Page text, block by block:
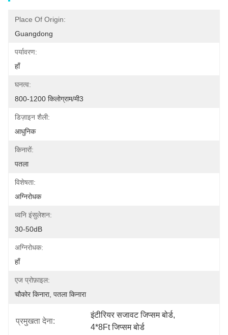
Place Of Origin:
Guangdong
पर्यावरण:
हाँ
घनत्व:
800-1200 किलोग्राम/मी3
डिज़ाइन शैली:
आधुनिक
किनारों:
पतला
विशेषता:
अग्निरोधक
ध्वनि इंसुलेशन:
30-50dB
अग्निरोधक:
हाँ
एज प्रोफ़ाइल:
चौकोर किनारा, पतला किनारा
प्रमुखता देना:
इंटीरियर सजावट जिप्सम बोर्ड,
4*8Ft जिप्सम बोर्ड